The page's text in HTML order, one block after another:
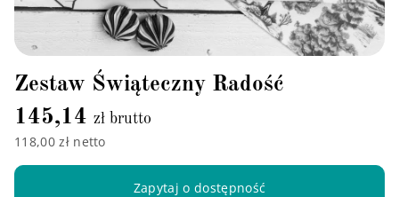
Zestaw Świąteczny Radość
145,14 zł brutto
118,00 zł netto
Zapytaj o dostępność